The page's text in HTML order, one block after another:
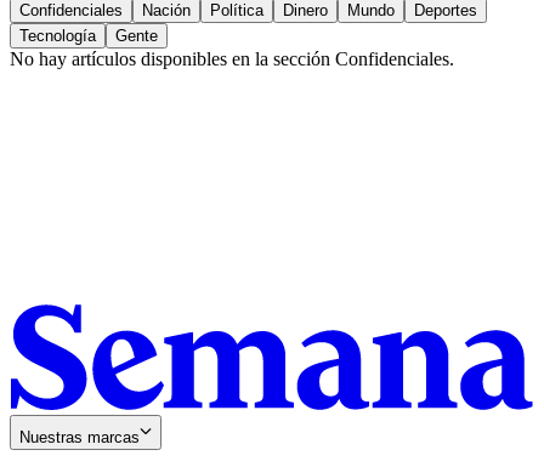
Confidenciales Nación Política Dinero Mundo
Deportes
Tecnología
Gente
No hay artículos disponibles en la sección Confidenciales.
Nuestras marcas